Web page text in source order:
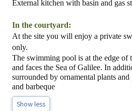
External kitchen with basin and gas
In the courtyard:
At the site you will enjoy a private
only.
The swimming pool is at the edge of
and faces the Sea of Galilee. In
surrounded by ornamental plants
and barbeque
Show less